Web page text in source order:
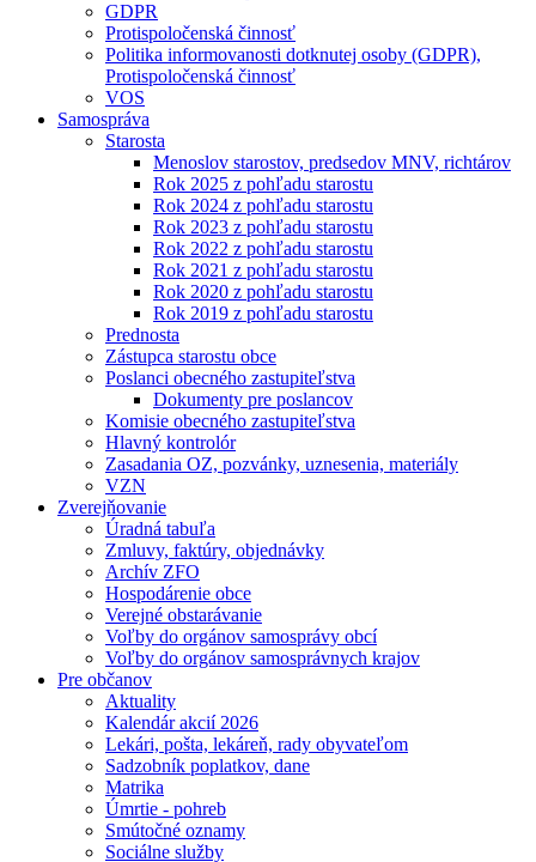
GDPR
Protispoločenská činnosť
Politika informovanosti dotknutej osoby (GDPR),
Protispoločenská činnosť
VOS
Samospráva
Starosta
Menoslov starostov, predsedov MNV, richtárov
Rok 2025 z pohľadu starostu
Rok 2024 z pohľadu starostu
Rok 2023 z pohľadu starostu
Rok 2022 z pohľadu starostu
Rok 2021 z pohľadu starostu
Rok 2020 z pohľadu starostu
Rok 2019 z pohľadu starostu
Prednosta
Zástupca starostu obce
Poslanci obecného zastupiteľstva
Dokumenty pre poslancov
Komisie obecného zastupiteľstva
Hlavný kontrolór
Zasadania OZ, pozvánky, uznesenia, materiály
VZN
Zverejňovanie
Úradná tabuľa
Zmluvy, faktúry, objednávky
Archív ZFO
Hospodárenie obce
Verejné obstarávanie
Voľby do orgánov samosprávy obcí
Voľby do orgánov samosprávnych krajov
Pre občanov
Aktuality
Kalendár akcií 2026
Lekári, pošta, lekáreň, rady obyvateľom
Sadzobník poplatkov, dane
Matrika
Úmrtie - pohreb
Smútočné oznamy
Sociálne služby